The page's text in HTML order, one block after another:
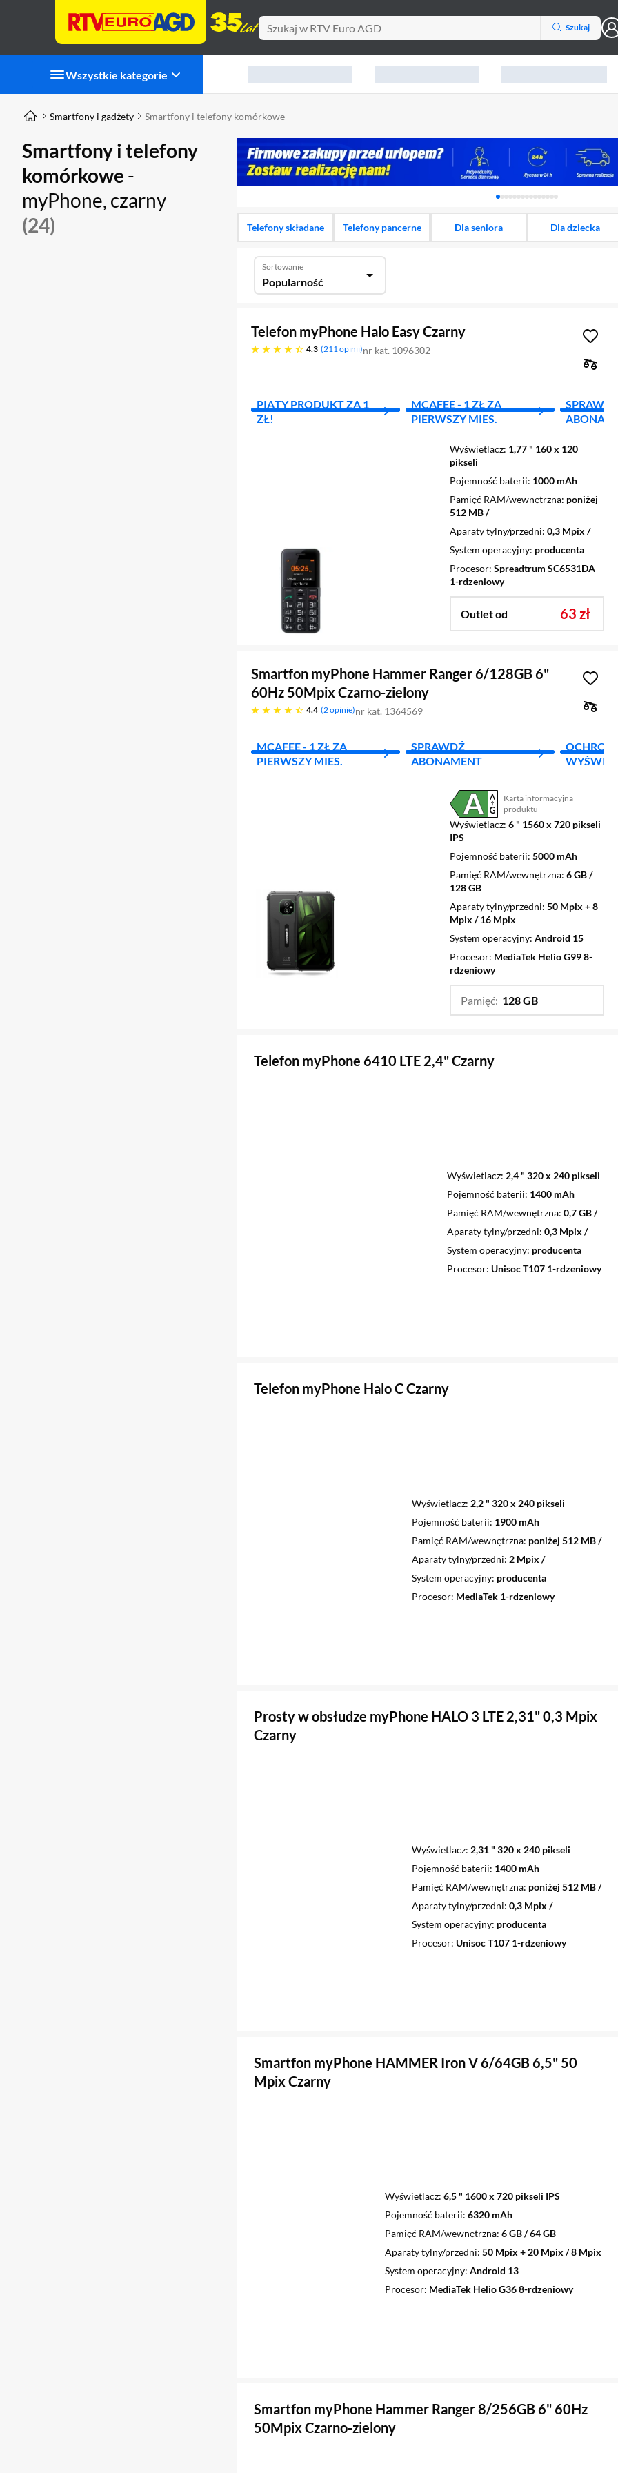
Szukaj
Wszystkie kategorie
Karuzela z banerami,
Smartfony i gadżety Smartfony i telefony komórkowe
Smartfony i telefony
komórkowe -
myPhone, czarny
(24)
Telefony składane Telefony pancerne Dla seniora Dla dziecka
Sortowanie
Popularność
Telefon myPhone Halo Easy Czarny
4.3
4.3 gwiazdek 211 opinii nr kat. 1096302
PIĄTY PRODUKT ZA 1
ZŁ!
MCAFEE - 1 ZŁ ZA
PIERWSZY MIES.
SPRAWDŹ
Wyświetlacz 1,77 " 160 x 120
pikseli
Pojemność baterii 1000 mAh
Pamięć RAM/wewnętrzna poniżej
512 MB /
Aparaty tylny/przedni 0,3 Mpix /
System operacyjny producenta
Procesor Spreadtrum SC6531DA
1-rdzeniowy
Outlet od 63 zł
Smartfon myPhone Hammer Ranger 6/128GB 6"
60Hz 50Mpix Czarno-zielony
4.4
4.4 gwiazdek 2 opinie nr kat. 1364569
MCAFEE - 1 ZŁ ZA
PIERWSZY MIES.
SPRAWDŹ
ABONAMENT
OCHRONA
Karta informacyjna
produktu
Plik w formacie pdf
(otworzy się w nowym oknie)
Wyświetlacz 6 " 1560 x 720 pikseli
IPS
Pojemność baterii 5000 mAh
Pamięć RAM/wewnętrzna 6 GB /
128 GB
Aparaty tylny/przedni 50 Mpix + 8
Mpix / 16 Mpix
System operacyjny Android 15
Procesor MediaTek Helio G99 8-
rdzeniowy
Pamięć: 128 GB
Telefon myPhone 6410 LTE 2,4" Czarny
Wyświetlacz 2,4 " 320 x 240 pikseli
Pojemność baterii 1400 mAh
Pamięć RAM/wewnętrzna 0,7 GB /
Aparaty tylny/przedni 0,3 Mpix /
System operacyjny producenta
Procesor Unisoc T107 1-rdzeniowy
Telefon myPhone Halo C Czarny
Wyświetlacz 2,2 " 320 x 240 pikseli
Pojemność baterii 1900 mAh
Pamięć RAM/wewnętrzna poniżej 512 MB /
Aparaty tylny/przedni 2 Mpix /
System operacyjny producenta
Procesor MediaTek 1-rdzeniowy
Prosty w obsłudze myPhone HALO 3 LTE 2,31" 0,3 Mpix
Czarny
Wyświetlacz 2,31 " 320 x 240 pikseli
Pojemność baterii 1400 mAh
Pamięć RAM/wewnętrzna poniżej 512 MB /
Aparaty tylny/przedni 0,3 Mpix /
System operacyjny producenta
Procesor Unisoc T107 1-rdzeniowy
Smartfon myPhone HAMMER Iron V 6/64GB 6,5" 50
Mpix Czarny
Wyświetlacz 6,5 " 1600 x 720 pikseli IPS
Pojemność baterii 6320 mAh
Pamięć RAM/wewnętrzna 6 GB / 64 GB
Aparaty tylny/przedni 50 Mpix + 20 Mpix / 8 Mpix
System operacyjny Android 13
Procesor MediaTek Helio G36 8-rdzeniowy
Smartfon myPhone Hammer Ranger 8/256GB 6" 60Hz
50Mpix Czarno-zielony